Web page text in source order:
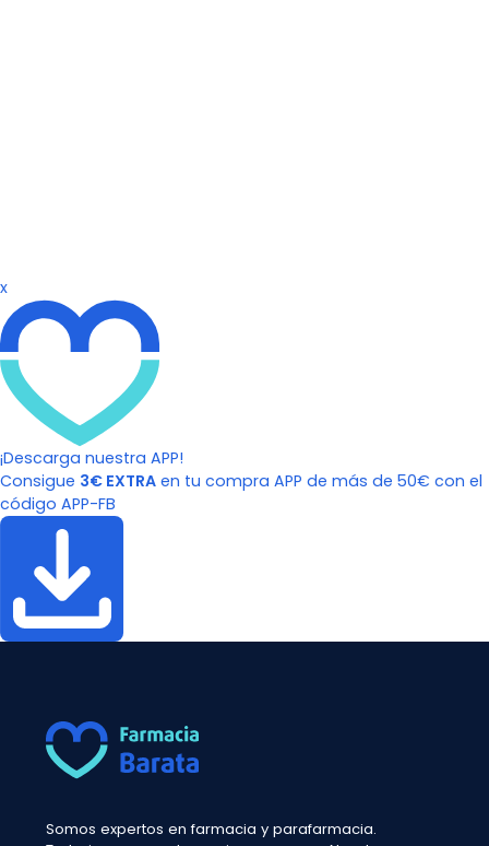
x
¡Descarga nuestra APP!
Consigue 3€ EXTRA en tu compra APP de más de 50€ con el
código APP-FB
Somos expertos en farmacia y parafarmacia.